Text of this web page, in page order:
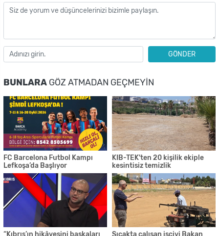
GÖNDER
BUNLARA GÖZ ATMADAN GEÇMEYIN
FC Barcelona Futbol Kampı
Lefkoşa’da Başlıyor
KIB-TEK'ten 20 kişilik ekiple
kesintisiz temizlik